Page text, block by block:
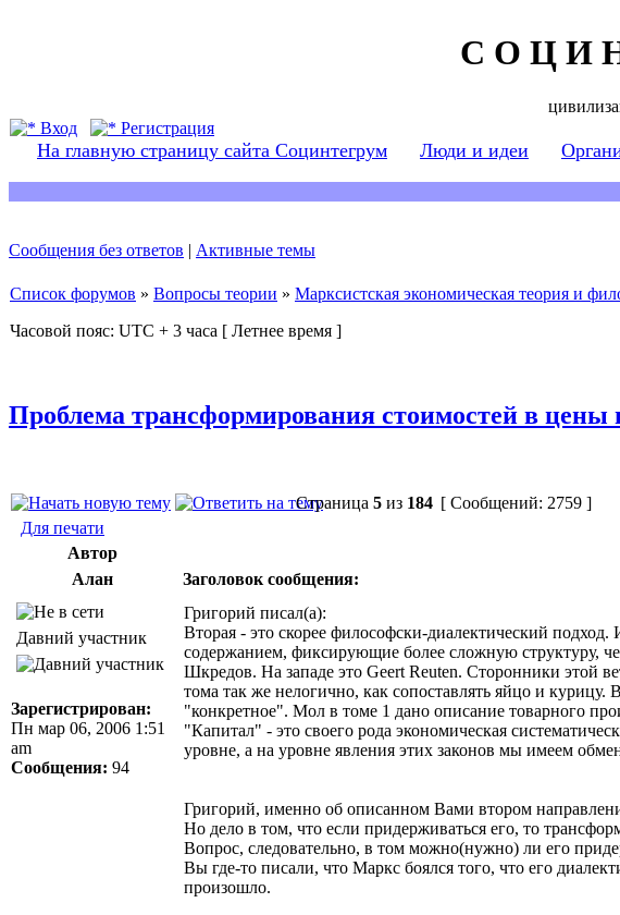
С О Ц И
Вход
Регистрация
На главную страницу сайта Социнтегрум Люди и идеи
Сообщения без ответов | Активные темы
Список форумов » Вопросы теории » Марксистская экономическая теория и
Часовой пояс: UTC + 3 часа [ Летнее время ]
Проблема трансформирования стоимостей в цены
Страница 5 из 184 [ Сообщений: 2759 ]
Для печати
Автор
Алан
Заголовок сообщения:
Давний участник
Зарегистрирован:
Пн мар 06, 2006 1:51
am
Сообщения: 94
Григорий писал(а):
Вторая - это скорее философски-диалектический
содержанием, фиксирующие более сложную структуру,
Шкредов. На западе это Geert Reuten. Сторонники этой
тома так же нелогично, как сопоставлять яйцо и курицу.
"конкретное". Мол в томе 1 дано описание товарного
"Капитал" - это своего рода экономическая
уровне, а на уровне явления этих законов мы имеем
Григорий, именно об описанном Вами втором
Но дело в том, что если придерживаться его, то
Вопрос, следовательно, в том можно(нужно) ли его
Вы где-то писали, что Маркс боялся того, что его
произошло.